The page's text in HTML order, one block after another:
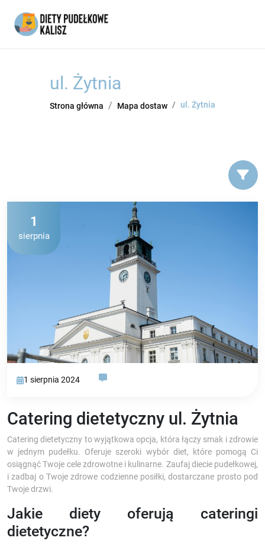
ul. Żytnia
Strona główna Mapa dostaw ul. Żytnia
1 sierpnia 2024
1
sierpnia
Catering dietetyczny ul. Żytnia
Catering dietetyczny to wyjątkowa opcja, która łączy smak i zdrowie
w jednym pudełku. Oferuje szeroki wybór diet, które pomogą Ci
osiągnąć Twoje cele zdrowotne i kulinarne. Zaufaj diecie pudełkowej,
i zadbaj o Twoje zdrowe codzienne posiłki, dostarczane prosto pod
Twoje drzwi.
Jakie diety oferują cateringi
dietetyczne?